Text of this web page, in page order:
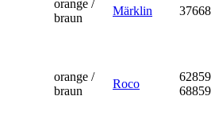
orange /
braun
Märklin 37668
orange /
braun
Roco
62859
68859